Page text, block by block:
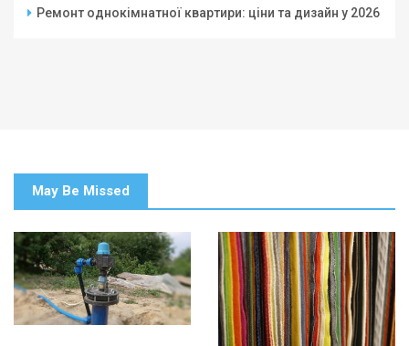
Ремонт однокімнатної квартири: ціни та дизайн у 2026
May Be Missed